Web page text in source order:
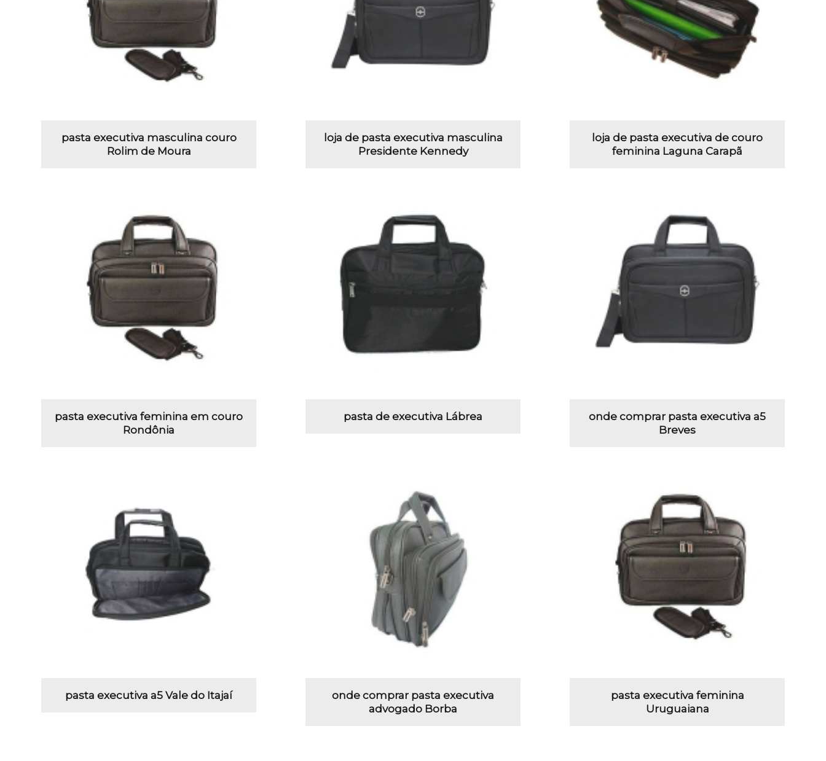
pasta executiva masculina couro
Rolim de Moura
loja de pasta executiva masculina
Presidente Kennedy
loja de pasta executiva de couro
feminina Laguna Carapã
pasta executiva feminina em couro
Rondônia
pasta de executiva Lábrea
onde comprar pasta executiva a5
Breves
pasta executiva a5 Vale do Itajaí
onde comprar pasta executiva
advogado Borba
pasta executiva feminina
Uruguaiana